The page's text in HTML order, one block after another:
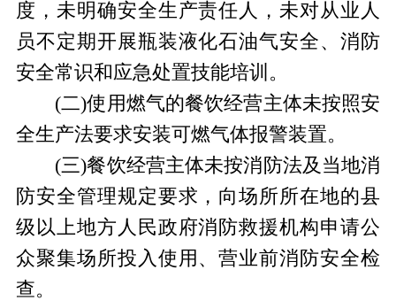
度，未明确安全生产责任人，未对从业人
员不定期开展瓶装液化石油气安全、消防
安全常识和应急处置技能培训。
(二)使用燃气的餐饮经营主体未按照安
全生产法要求安装可燃气体报警装置。
(三)餐饮经营主体未按消防法及当地消
防安全管理规定要求，向场所所在地的县
级以上地方人民政府消防救援机构申请公
众聚集场所投入使用、营业前消防安全检
查。